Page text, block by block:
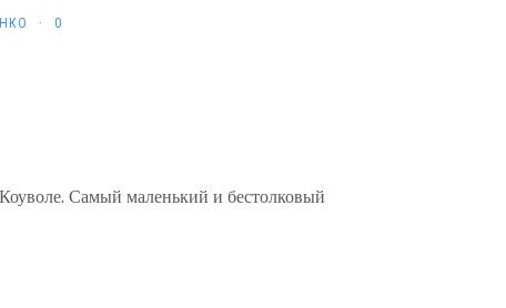
· 0
Самый маленький и бестолковый